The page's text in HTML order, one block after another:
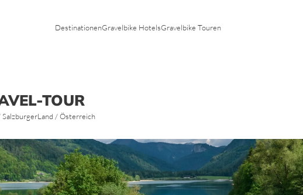
DestinationenGravelbike HotelsGravelbike Touren
Strecken
TOUR
SalzburgerLand / Österreich